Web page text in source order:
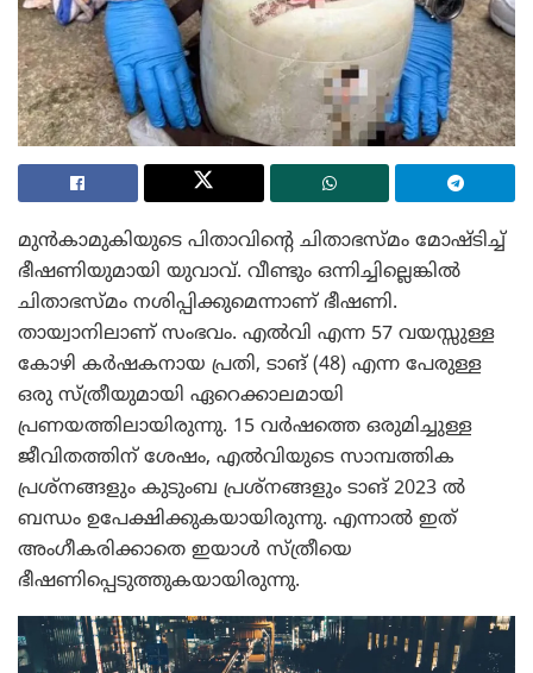
മുൻകാമുകിയുടെ പിതാവിന്റെ ചിതാഭസ്മം മോഷ്ടിച്ച്
ഭീഷണിയുമായി യുവാവ്. വീണ്ടും ഒന്നിച്ചില്ലെങ്കിൽ
ചിതാഭസ്മം നശിപ്പിക്കുമെന്നാണ് ഭീഷണി.
തായ്വാനിലാണ് സംഭവം. എൽവി എന്ന 57 വയസ്സുള്ള
കോഴി കർഷകനായ പ്രതി, ടാങ് (48) എന്ന പേരുള്ള
ഒരു സ്ത്രീയുമായി ഏറെക്കാലമായി
പ്രണയത്തിലായിരുന്നു. 15 വർഷത്തെ ഒരുമിച്ചുള്ള
ജീവിതത്തിന് ശേഷം, എൽവിയുടെ സാമ്പത്തിക
പ്രശ്നങ്ങളും കുടുംബ പ്രശ്‌നങ്ങളും ടാങ് 2023 ൽ
ബന്ധം ഉപേക്ഷിക്കുകയായിരുന്നു. എന്നാൽ ഇത്
അംഗീകരിക്കാതെ ഇയാൾ സ്ത്രീയെ
ഭീഷണിപ്പെടുത്തുകയായിരുന്നു.